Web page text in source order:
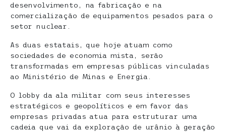
desenvolvimento, na fabricação e na
comercialização de equipamentos pesados para o
setor nuclear.
As duas estatais, que hoje atuam como
sociedades de economia mista, serão
transformadas em empresas públicas vinculadas
ao Ministério de Minas e Energia.
O lobby da ala militar com seus interesses
estratégicos e geopolíticos e em favor das
empresas privadas atua para estruturar uma
cadeia que vai da exploração de urânio à geração